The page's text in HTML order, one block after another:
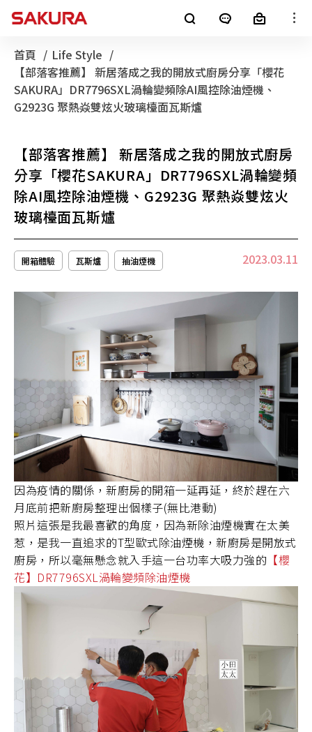
廚房電器 淨水器
整體廚房 全屋裝修
SAKURA+ 進口廚電
銷售通路
最新消息
消息公告
LifeStyle
SAKURA AWARDS
櫻花集團
首頁
Life Style
目前頁面：
【部落客推薦】 新居落成之我的開放式廚房分享「櫻花
SAKURA」DR7796SXL渦輪變頻除AI風控除油煙機、
G2923G 聚熱焱雙炫火玻璃檯面瓦斯爐
【部落客推薦】 新居落成之我的開放式廚房
分享「櫻花SAKURA」DR7796SXL渦輪變頻
除AI風控除油煙機、G2923G 聚熱焱雙炫火
玻璃檯面瓦斯爐
開箱體驗 瓦斯爐 抽油煙機 2023.03.11
因為疫情的關係，新廚房的開箱一延再延，終於趕在六
月底前把新廚房整理出個樣子(無比港動)
照片這張是我最喜歡的角度，因為新除油煙機實在太美
惹，是我一直追求的T型歐式除油煙機，新廚房是開放式
廚房，所以毫無懸念就入手這一台功率大吸力強的 【櫻
花】DR7796SXL渦輪變頻除油煙機